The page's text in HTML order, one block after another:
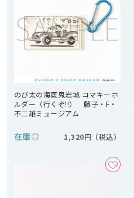
のび太の海底鬼岩城 コマキーホ
ルダー（行くぞ!!） 藤子・F・
不二雄ミュージアム
在庫◎ 1,320円